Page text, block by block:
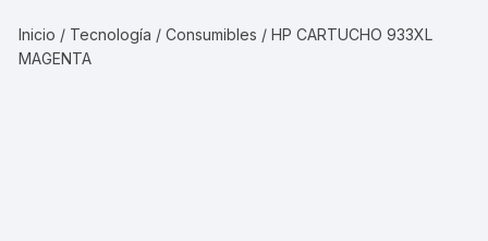
Inicio / Tecnología /Consumibles / HP CARTUCHO 933XL
MAGENTA